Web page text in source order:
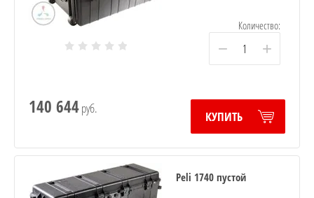
Количество:
− +
140 644руб.
КУПИТЬ
Peli 1740 пустой